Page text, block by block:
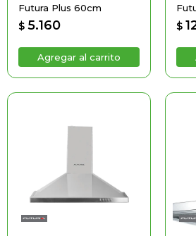
Futura Plus 60cm
$ 5.160 $